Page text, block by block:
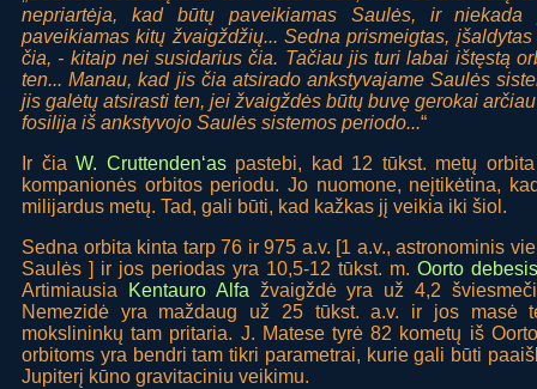
nepriartėja, kad būtų paveikiamas Saulės, ir
paveikiamas kitų žvaigždžių... Sedna prismeigtas,
čia, - kitaip nei susidarius čia. Tačiau jis turi labai ištęstą
ten... Manau, kad jis čia atsirado ankstyvajame Saulės
jis galėtų atsirasti ten, jei žvaigždės būtų buvę gerokai
fosilija iš ankstyvojo Saulės sistemos periodo...“
Ir čia W. Cruttenden‘aspastebi, kad 12 tūkst. metų
kompanionės orbitos periodu. Jo nuomone, neįtikėtina,
milijardus metų. Tad, gali būti, kad kažkas jį veikia iki šiol.
Sedna orbita kinta tarp 76 ir 975 a.v. [1 a.v., astronominis
Saulės ] ir jos periodas yra 10,5-12 tūkst. m. Oorto debesis
Artimiausia
Kentauro Alfa žvaigždė yra už 4,2
Nemezidė yra maždaug už 25 tūkst. a.v. ir jos masė
mokslininkų tam pritaria. J. Matese tyrė 82 kometų iš
orbitoms yra bendri tam tikri parametrai, kurie gali būti
Jupiterį kūno gravitaciniu veikimu.